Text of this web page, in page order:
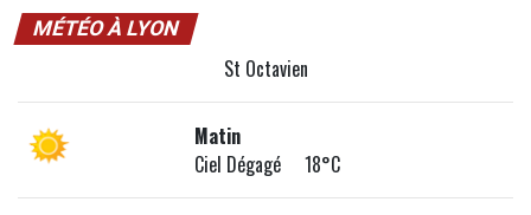
MÉTÉO À LYON
St Octavien
Matin
Ciel Dégagé 18°C